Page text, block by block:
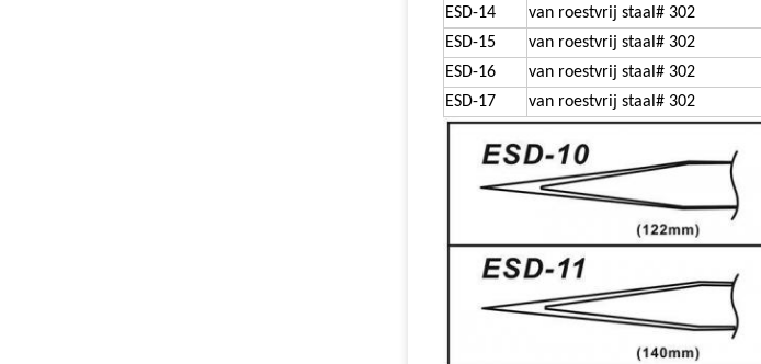
ESD-14
van roestvrij staal # 302
ESD-15
van roestvrij staal # 302
ESD-16
van roestvrij staal # 302
ESD-17
van roestvrij staal # 302